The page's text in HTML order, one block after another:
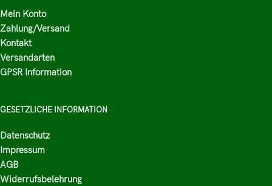
Mein Konto
Zahlung/Versand
Kontakt
Versandarten
GPSR Information
GESETZLICHE INFORMATION
Datenschutz
Impressum
AGB
Widerrufsbelehrung